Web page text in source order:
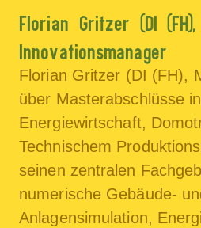
Florian Gritzer (DI
Innovationsmanager
Florian Gritzer (DI (FH),
über Masterabschlüsse
Energiewirtschaft,
Technischem
seinen zentralen
numerische Gebäude-
Anlagensimulation,